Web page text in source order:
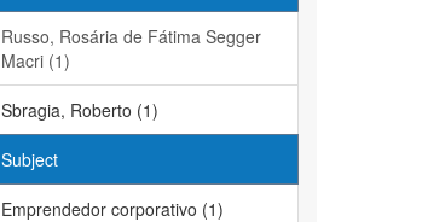
Russo, Rosária de Fátima Segger
Macri (1)
Sbragia, Roberto (1)
Subject
Emprendedor corporativo (1)